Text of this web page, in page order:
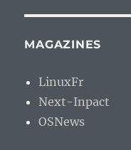
MAGAZINES
LinuxFr
Next-Inpact
OSNews